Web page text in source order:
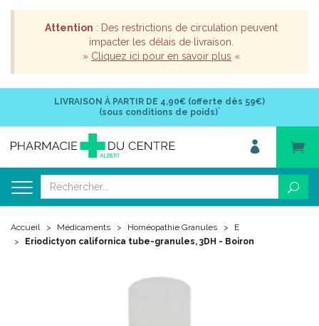
Attention : Des restrictions de circulation peuvent
impacter les délais de livraison.
» Cliquez ici pour en savoir plus «
LIVRAISON À PARTIR DE 4,90€ (offerte dès 59€)
(sous conditions de poids)*
Accueil Médicaments Homéopathie Granules
E
Eriodictyon californica tube-granules, 3DH - Boiron